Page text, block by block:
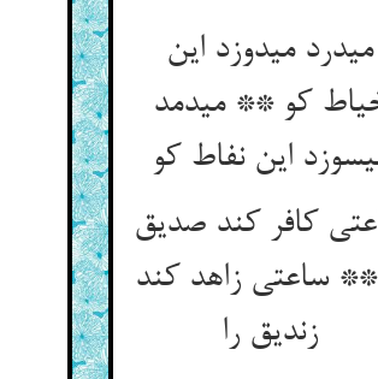
می‏درد می‏دوزد این
کو ** می‏دمد
این نفاط کو
کافر کند صدیق
** ساعتی زاهد کند
زندیق را